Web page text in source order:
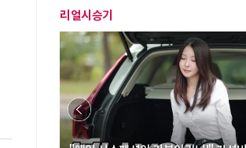
리얼시승기